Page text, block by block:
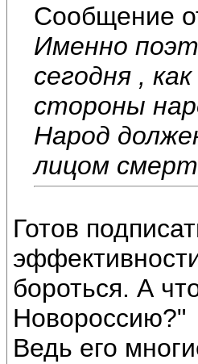
Сообщение
Именно
сегодня ,
стороны
Народ
лицом
Готов
бороться. А
Новороссию?"
Ведь его